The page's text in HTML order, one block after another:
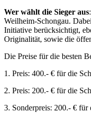
Wer wählt die Sieger aus
Weilheim-Schongau.
Initiative berücksichtigt,
Originalität, sowie die
Die Preise für die besten
1. Preis: 400.- € für die
2. Preis: 200.- € für die
3. Sonderpreis: 200.- € für